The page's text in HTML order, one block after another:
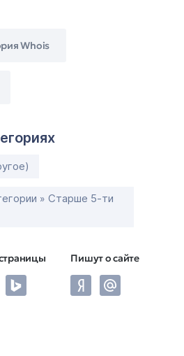
Whois
» Старше 5-ти
Пишут о сайте